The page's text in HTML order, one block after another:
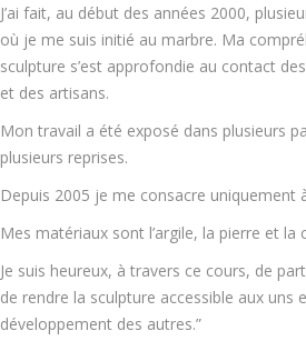
J’ai fait, au début des années 2000,
où je me suis initié au marbre. Ma
sculpture s’est approfondie au contact
et des artisans.
Mon travail a été exposé dans plusieurs
plusieurs reprises.
Depuis 2005 je me consacre uniquement
Mes matériaux sont l’argile, la pierre et la
Je suis heureux, à travers ce cours, de
de rendre la sculpture accessible aux uns
développement des autres.”